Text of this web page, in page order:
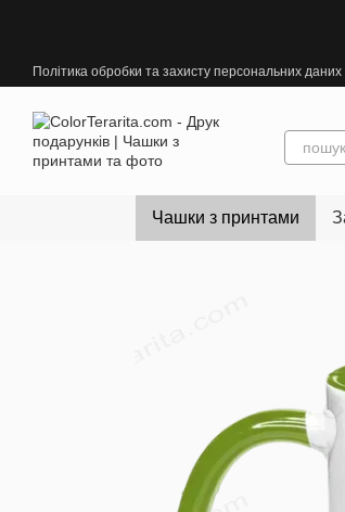
Політика обробки та захисту персональних даних
Чашки з принтами